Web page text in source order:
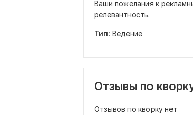
Ваши пожелания к
релевантность.
Тип: Ведение
Отзывы по
Отзывов по кворку нет